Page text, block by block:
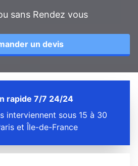
sans Rendez vous
un devis
rapide 7/7 24/24
interviennent sous 15 à 30
et Île-de-France